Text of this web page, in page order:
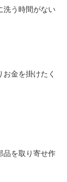
洗う時間がない
金を掛けたく
品を取り寄せ作